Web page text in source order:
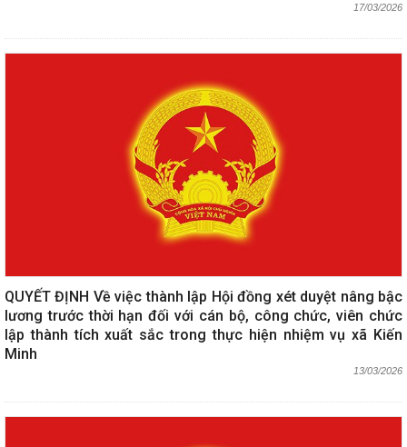
17/03/2026
QUYẾT ĐỊNH Về việc thành lập Hội đồng xét duyệt nâng bậc
lương trước thời hạn đối với cán bộ, công chức, viên chức
lập thành tích xuất sắc trong thực hiện nhiệm vụ xã Kiến
Minh
13/03/2026